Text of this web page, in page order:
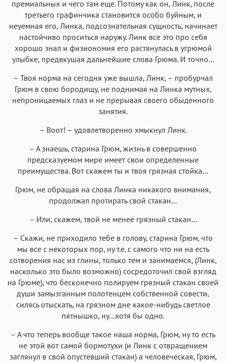
премиальных и чего там еще. Потому как он, Линк, после
третьего графинчика становится особо буйным, и
неуемная его, Линка, подсознательная сущность, начинает
настойчиво проситься наружу. Линк все это про себя
хорошо знал и физиономия его растянулась в угрюмой
улыбке, предвкушая дальнейшие слова Грюма. И точно…
– Твоя норма на сегодня уже вышла, Линк, – пробурчал
Грюм в свою бородищу, не поднимая на Линка мутных,
непроницаемых глаз и не прерывая своего обыденного
занятия.
– Воот! – удовлетворенно хмыкнул Линк.
– А знаешь, старина Грюм, жизнь в совершенно
предсказуемом мире имеет свои определенные
преимущества. Вот скажем ты и твоя грязная стойка…
Грюм, не обращая на слова Линка никакого внимания,
продолжал протирать свой стакан…
– Или, скажем, твой не менее грязный стакан…
– Скажи, не приходило тебе в голову, старина Грюм, что
мы все с некоторых пор, ну т.е. с самого что ни на есть
сотворения нас из глины, только тем и занимаемся, (Линк,
насколько это было возможно) сосредоточил свой взгляд
на Грюме), что бесконечно полируем грязный стакан своей
души замызганным полотенцем собственной совести,
силясь отыскать, на грязном дне какое-нибудь светлое
пятнышко, ну…хотя бы одно.
– А что теперь вообще такое наша норма, Грюм, ну то есть
не этой вот самой бормотухи (и Линк с отвращением
заглянул в свой опустевший стакан) а человеческая, Грюм,